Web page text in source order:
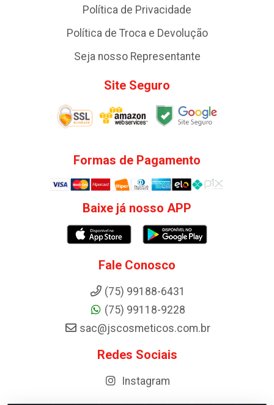
Política de Privacidade
Política de Troca e Devolução
Seja nosso Representante
Site Seguro
Formas de Pagamento
Baixe já nosso APP
Fale Conosco
(75) 99188-6431
(75) 99118-9228
sac@jscosmeticos.com.br
Redes Sociais
Instagram